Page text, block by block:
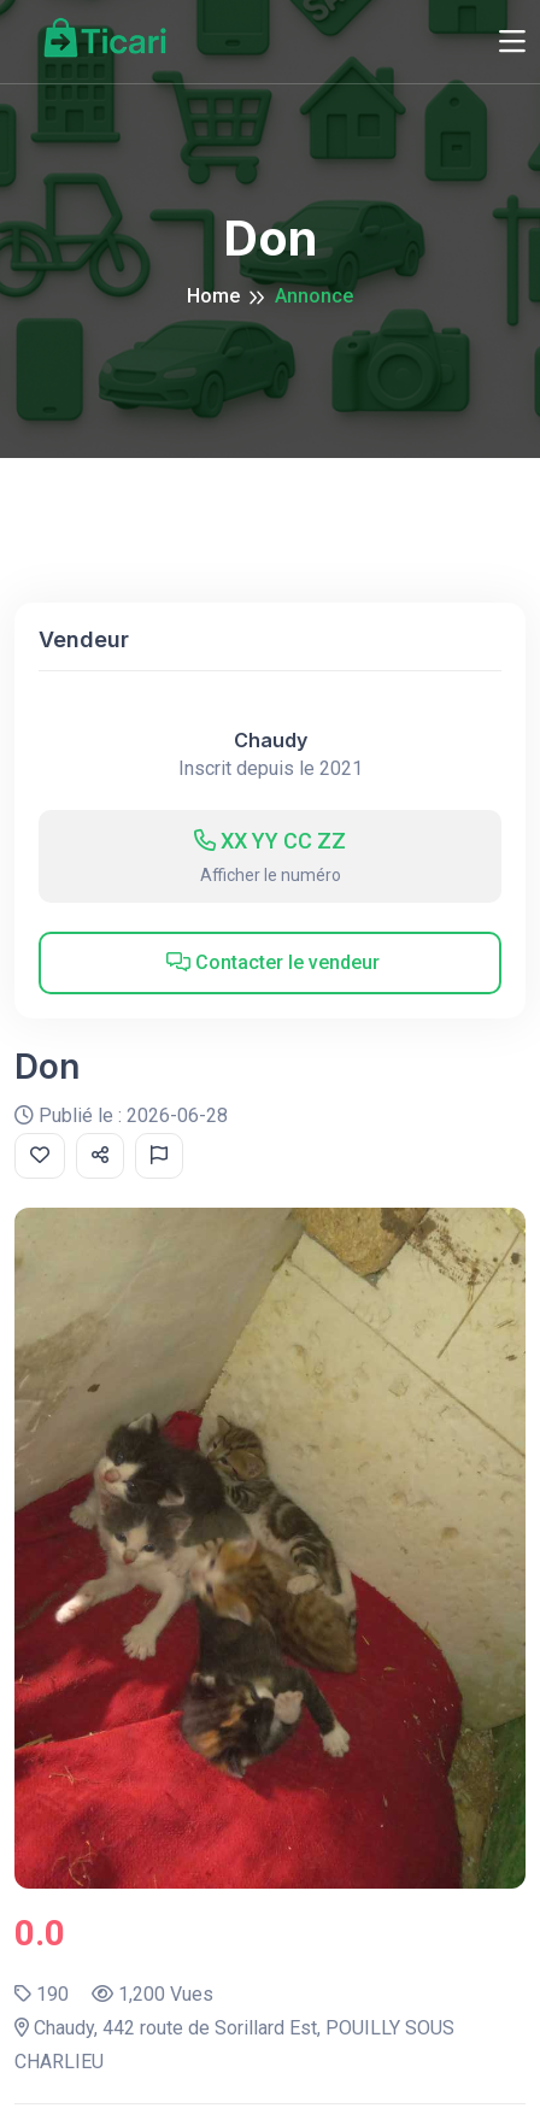
Don
Home Annonce
Vendeur
Chaudy
Inscrit depuis le 2021
XX YY CC ZZ
Afficher le numéro
Contacter le vendeur
Don
Publié le : 2026-06-28
0.0
190
1,200 Vues
Chaudy, 442 route de Sorillard Est, POUILLY SOUS
CHARLIEU